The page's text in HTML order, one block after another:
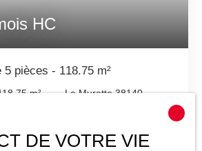
HC
pièces - 118.75 m²
m² La Murette 38140
DE VOTRE VIE